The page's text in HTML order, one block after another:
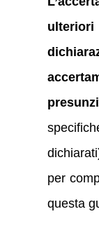
per
questa